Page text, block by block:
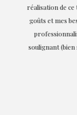
réalisation de ce
goûts et mes
soulignant (bien